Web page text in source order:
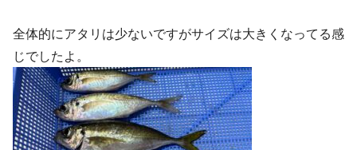
全体的にアタリは少ないですがサイズは大きくなってる感
じでしたよ。